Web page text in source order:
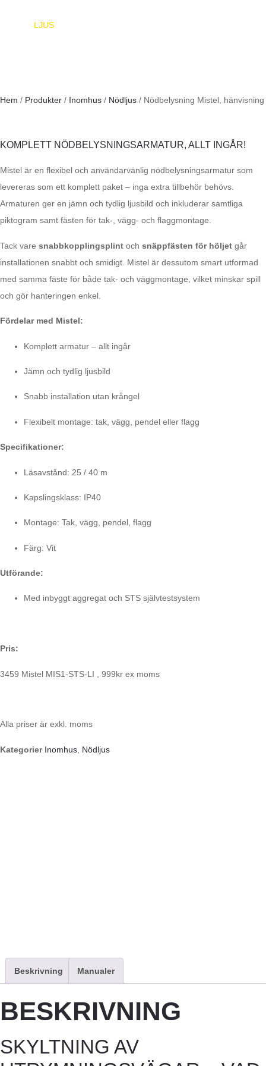
LJUS
Hem / Produkter / Inomhus / Nödljus / Nödbelysning Mistel, hänvisning
KOMPLETT NÖDBELYSNINGSARMATUR, ALLT INGÅR!
Mistel är en flexibel och användarvänlig nödbelysningsarmatur som
levereras som ett komplett paket – inga extra tillbehör behövs.
Armaturen ger en jämn och tydlig ljusbild och inkluderar samtliga
piktogram samt fästen för tak-, vägg- och flaggmontage.
Tack vare snabbkopplingsplint och snäppfästen för höljet går
installationen snabbt och smidigt. Mistel är dessutom smart utformad
med samma fäste för både tak- och väggmontage, vilket minskar spill
och gör hanteringen enkel.
Fördelar med Mistel:
Komplett armatur – allt ingår
Jämn och tydlig ljusbild
Snabb installation utan krångel
Flexibelt montage: tak, vägg, pendel eller flagg
Specifikationer:
Läsavstånd: 25 / 40 m
Kapslingsklass: IP40
Montage: Tak, vägg, pendel, flagg
Färg: Vit
Utförande:
Med inbyggt aggregat och STS självtestsystem
Pris:
3459 Mistel MIS1-STS-LI , 999kr ex moms
Alla priser är exkl. moms
Kategorier Inomhus Nödljus
Beskrivning Manualer
BESKRIVNING
SKYLTNING AV